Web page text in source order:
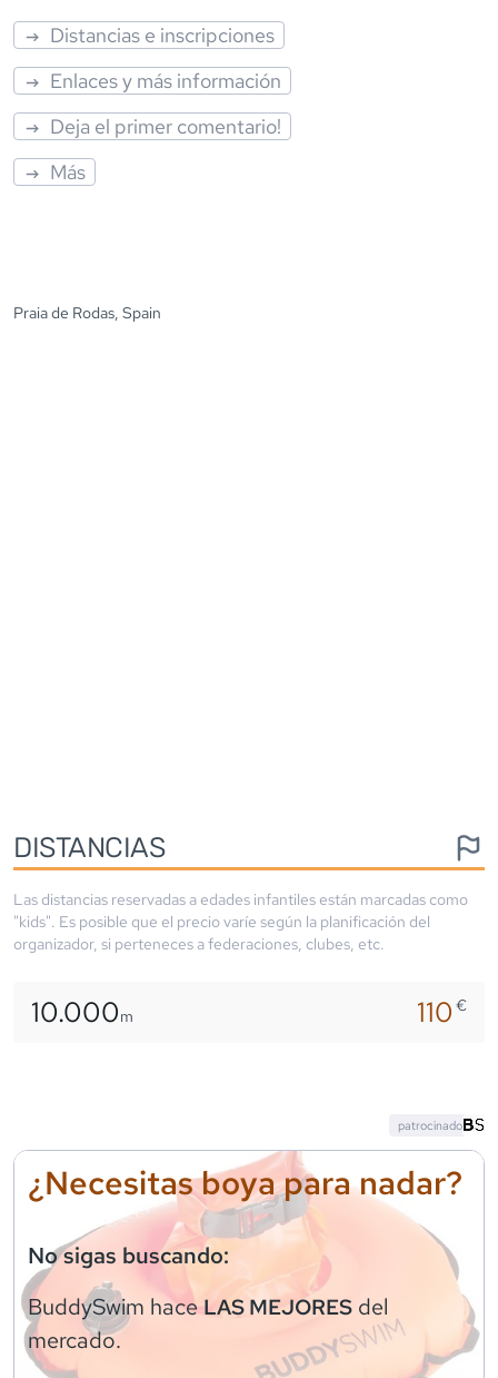
Distancias e inscripciones
Enlaces y más información
Deja el primer comentario!
Más
Praia de Rodas, Spain
DISTANCIAS
Las distancias reservadas a edades infantiles están marcadas como
"kids". Es posible que el precio varíe según la planificación del
organizador, si perteneces a federaciones, clubes, etc.
10.000m 110€
¿Necesitas boya para nadar?
No sigas buscando:
BuddySwim haceLAS MEJORES del
mercado.
patrocinado